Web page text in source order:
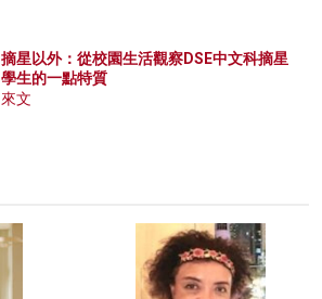
摘星以外：從校園生活觀察DSE中文科摘星
學生的一點特質
來文